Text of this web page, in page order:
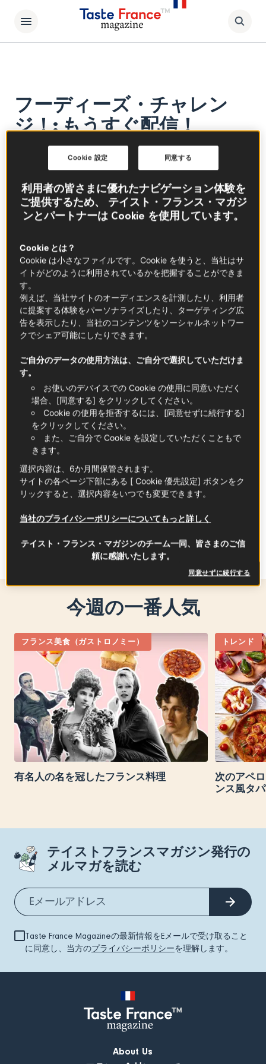
フーディーズ・チャレン
ジ！: もうすぐ配信！
Taste France Magazineが厳選した最高のフラ
ンス食材でいっぱいの美しいバスケットを手渡
されることを想像してみてください。とっても
素敵でしょう？ しかし、フランス屈指の最高
ます。そこで今回の「フーディーズ・チャレン
ジ！」では、3人の国際的なシェフに、3つの
エキサイティングなテーマに沿った、食のチャ
レンジに参加してもらいました。今回の3人の
シェフのルーツであるそれぞれ、中国、イギリ
ス、スペインの物語や文化的背景をミックスし
もの、フランス料理とは一線を画すレシピにご
期待ください。
今週の一番人気
フランス美食（ガストロノミー）
有名人の名を冠したフランス料理
トレンド
次のアペ
ンス風タ
テイストフランスマガジン発行の
メルマガを読む
Taste France Magazineの最新情報をEメールで受け取ること
に同意し、当方のプライバシーポリシーを理解します。
About Us
利用者の皆さまに優れたナビゲーション体験を
ご提供するため、 テイスト・フランス・マガジ
ンとパートナーは Cookie を使用しています。
Cookie とは？
Cookie は小さなファイルです。Cookie を使うと、当社はサ
イトがどのように利用されているかを把握することができま
す。
例えば、当社サイトのオーディエンスを計測したり、利用者
に提案する体験をパーソナライズしたり、ターゲティング広
告を表示したり、当社のコンテンツをソーシャルネットワー
クでシェア可能にしたりできます。
ご自分のデータの使用方法は、ご自分で選択していただけま
す。
お使いのデバイスでの Cookie の使用に同意いただく
場合、[同意する] をクリックしてください。
Cookie の使用を拒否するには、[同意せずに続行する]
をクリックしてください。
また、ご自分で Cookie を設定していただくこともで
きます。
選択内容は、6か月間保管されます。
サイトの各ページ下部にある [ Cookie 優先設定] ボタンをク
リックすると、選択内容をいつでも変更できます。
当社のプライバシーポリシーについてもっと詳しく
テイスト・フランス・マガジンのチーム一同、皆さまのご信
頼に感謝いたします。
同意せずに続行する
同意する
Cookie 設定